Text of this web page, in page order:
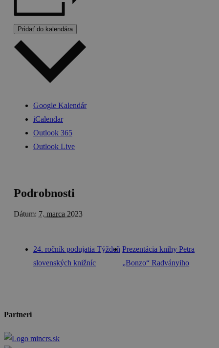
Pridať do kalendára
Google Kalendár
iCalendar
Outlook 365
Outlook Live
Podrobnosti
Dátum: 7. marca 2023
24. ročník podujatia Týždeň
slovenských knižníc
Prezentácia knihy Petra
„Bonzo“ Radványiho
Partneri